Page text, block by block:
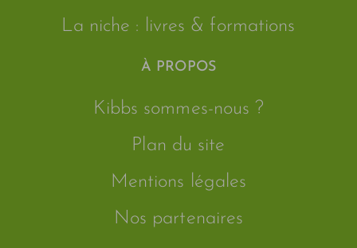
La niche : livres & formations
À PROPOS
Kibbs sommes-nous ?
Plan du site
Mentions légales
Nos partenaires